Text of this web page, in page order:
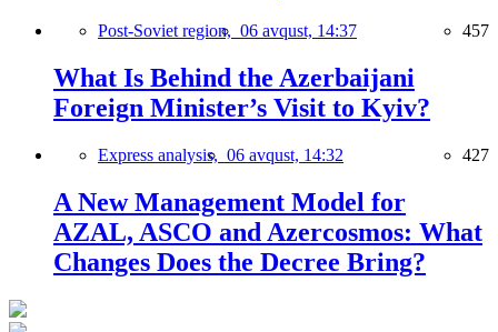
Post-Soviet region, 06 avqust, 14:37 457
What Is Behind the Azerbaijani
Foreign Minister’s Visit to Kyiv?
Express analysis, 06 avqust, 14:32 427
A New Management Model for
AZAL, ASCO and Azercosmos: What
Changes Does the Decree Bring?